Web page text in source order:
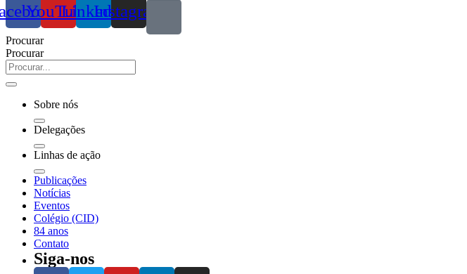
YouTubeLinkedin
Instagram
Procurar
Procurar
Sobre nós
Delegações
Linhas de ação
Publicações
Notícias
Eventos
Colégio (CID)
84 anos
Contato
Siga-nos